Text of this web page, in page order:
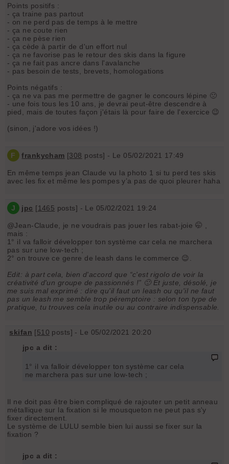
Points positifs :
- ça traine pas partout
- on ne perd pas de temps à le mettre
- ça ne coute rien
- ça ne pèse rien
- ça cède à partir de d'un effort nul
- ça ne favorise pas le retour des skis dans la figure
- ça ne fait pas ancre dans l'avalanche
- pas besoin de tests, brevets, homologations
Points négatifs :
- ça ne va pas me permettre de gagner le concours lépine 🙁
- une fois tous les 10 ans, je devrai peut-être descendre à
pied, mais de toutes façon j'étais là pour faire de l'exercice 😉
(sinon, j'adore vos idées !)
F frankycham [308 posts] - Le 05/02/2021 17:49
En même temps jean Claude vu la photo 1 si tu perd tes skis
avec les fix et même les pompes y’a pas de quoi pleurer haha
J jpc [1465 posts] - Le 05/02/2021 19:24
@Jean-Claude, je ne voudrais pas jouer les rabat-joie 🤭 ,
mais :
1° il va falloir développer ton système car cela ne marchera
pas sur une low-tech ;
2° on trouve ce genre de leash dans le commerce 😉.
Edit: à part cela, bien d'accord que “c'est rigolo de voir la
créativité d'un groupe de passionnés !” 🙂 Et juste, désolé, je
me suis mal exprimé : dire qu'il faut un leash ou qu'il ne faut
pas un leash me semble trop péremptoire : selon ton type de
pratique, tu trouves cela inutile ou au contraire indispensable.
skifan [510 posts] - Le 05/02/2021 20:20
jpc a dit :
1° il va falloir développer ton système car cela
ne marchera pas sur une low-tech ;
Il ne doit pas être bien compliqué de rajouter un petit anneau
métallique sur la fixation si le mousqueton ne peut pas s'y
fixer directement.
Le système de LULU semble bien lui aussi se fixer sur la
fixation ?
jpc a dit :